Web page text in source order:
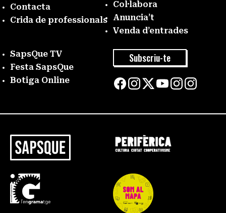
Contacta
Crida de professionals
Col·labora
Anuncia’t
Venda d’entrades
SapsQue TV
Festa SapsQue
Botiga Online
Subscriu-te